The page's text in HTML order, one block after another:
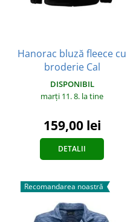
Hanorac bluză fleece cu
broderie Cal
DISPONIBIL
marți 11. 8. la tine
159,00 lei
DETALII
Recomandarea noastră